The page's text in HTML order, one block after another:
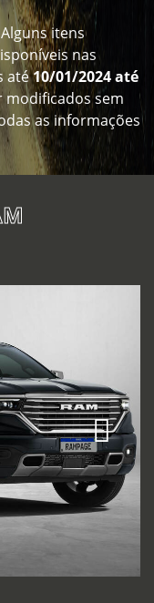
itens
nas
até10/01/2024 até
modificados sem
as informações